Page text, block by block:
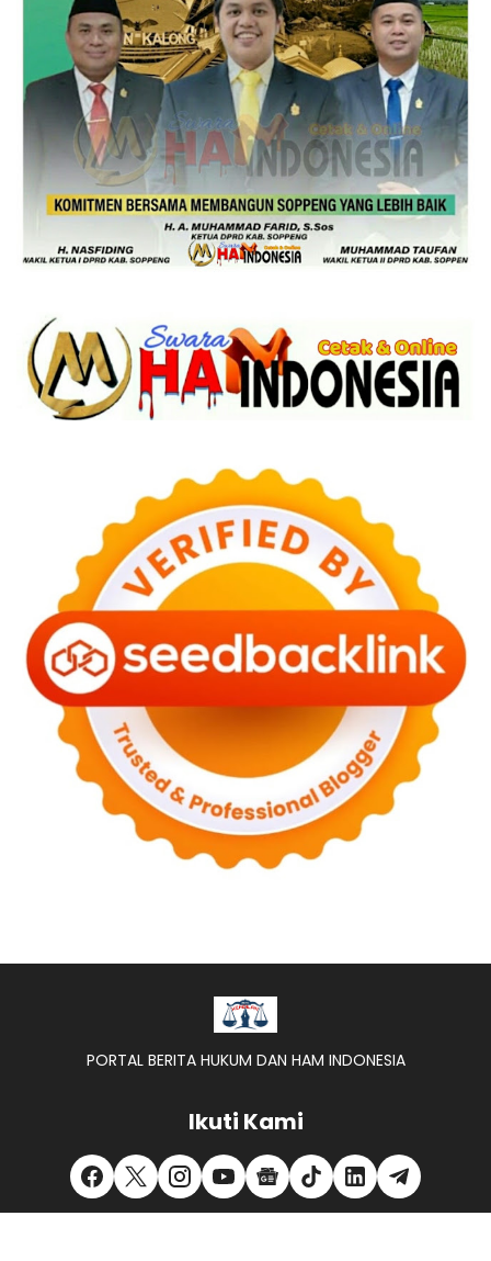
PORTAL BERITA HUKUM DAN HAM INDONESIA
Ikuti Kami